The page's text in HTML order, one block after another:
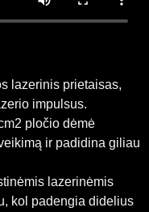
lazerinis prietaisas,
impulsus.
pločio dėmė
ir padidina giliau
lazerinėmis
kol padengia didelius